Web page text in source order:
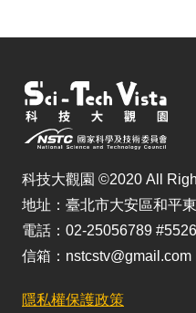
科技大觀園 ©2020 All
地址：臺北市大安區和平
電話：02-25056789 #5526
信箱：nstcstv@gmail.com
隱私權保護政策